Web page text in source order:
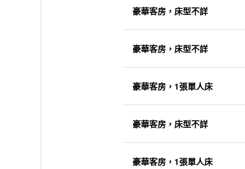
豪華客房，床型不詳
豪華客房，床型不詳
豪華客房，1張單人床
豪華客房，床型不詳
豪華客房，1張單人床